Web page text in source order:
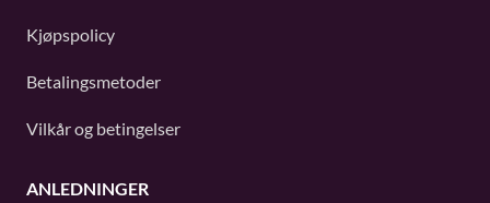
Kjøpspolicy
Betalingsmetoder
Vilkår og betingelser
ANLEDNINGER